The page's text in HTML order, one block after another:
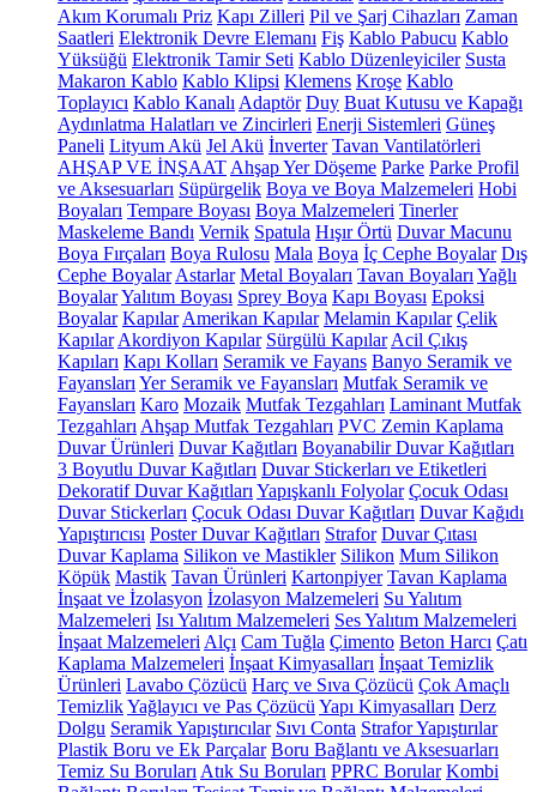
Akım Korumalı Priz Kapı Zilleri Pil ve Şarj Cihazları Zaman
Saatleri Elektronik Devre Elemanı Fiş Kablo Pabucu Kablo
Yüksüğü Elektronik Tamir Seti Kablo Düzenleyiciler Susta
Makaron Kablo Kablo Klipsi Klemens Kroşe Kablo
Toplayıcı Kablo Kanalı Adaptör Duy Buat Kutusu ve Kapağı
Aydınlatma Halatları ve Zincirleri Enerji Sistemleri Güneş
Paneli Lityum Akü Jel Akü İnverter Tavan Vantilatörleri
AHŞAP VE İNŞAAT Ahşap Yer Döşeme Parke Parke Profil
ve Aksesuarları Süpürgelik Boya ve Boya Malzemeleri Hobi
Boyaları Tempare Boyası Boya Malzemeleri Tinerler
Maskeleme Bandı Vernik Spatula Hışır Örtü Duvar Macunu
Boya Fırçaları Boya Rulosu Mala Boya İç Cephe Boyalar Dış
Cephe Boyalar Astarlar Metal Boyaları Tavan Boyaları Yağlı
BoyalarYalıtım Boyası Sprey Boya Kapı Boyası Epoksi
Boyalar Kapılar Amerikan Kapılar Melamin Kapılar Çelik
Kapılar Akordiyon Kapılar Sürgülü Kapılar Acil Çıkış
Kapıları Kapı Kolları Seramik ve Fayans Banyo Seramik ve
Fayansları Yer Seramik ve Fayansları Mutfak Seramik ve
Fayansları Karo Mozaik Mutfak Tezgahları Laminant Mutfak
Tezgahları Ahşap Mutfak Tezgahları PVC Zemin Kaplama
Duvar Ürünleri Duvar Kağıtları Boyanabilir Duvar Kağıtları
3 Boyutlu Duvar Kağıtları Duvar Stickerları ve Etiketleri
Dekoratif Duvar Kağıtları Yapışkanlı Folyolar Çocuk Odası
Duvar Stickerları Çocuk Odası Duvar Kağıtları Duvar Kağıdı
Yapıştırıcısı Poster Duvar Kağıtları Strafor Duvar Çıtası
Duvar Kaplama Silikon ve Mastikler Silikon Mum Silikon
Köpük Mastik Tavan Ürünleri Kartonpiyer Tavan Kaplama
İnşaat ve İzolasyon İzolasyon Malzemeleri Su Yalıtım
Malzemeleri Isı Yalıtım Malzemeleri Ses Yalıtım Malzemeleri
İnşaat Malzemeleri Alçı Cam Tuğla Çimento Beton Harcı Çatı
Kaplama Malzemeleri İnşaat Kimyasalları İnşaat Temizlik
Ürünleri Lavabo Çözücü Harç ve Sıva Çözücü Çok Amaçlı
TemizlikYağlayıcı ve Pas Çözücü Yapı Kimyasalları Derz
Dolgu Seramik Yapıştırıcılar Sıvı Conta Strafor Yapıştırılar
Plastik Boru ve Ek Parçalar Boru Bağlantı ve Aksesuarları
Temiz Su Boruları Atık Su Boruları PPRC Borular Kombi